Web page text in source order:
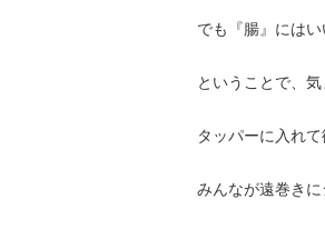
でも『腸』には
ということで、
タッパーに入れ
みんなが遠巻きに